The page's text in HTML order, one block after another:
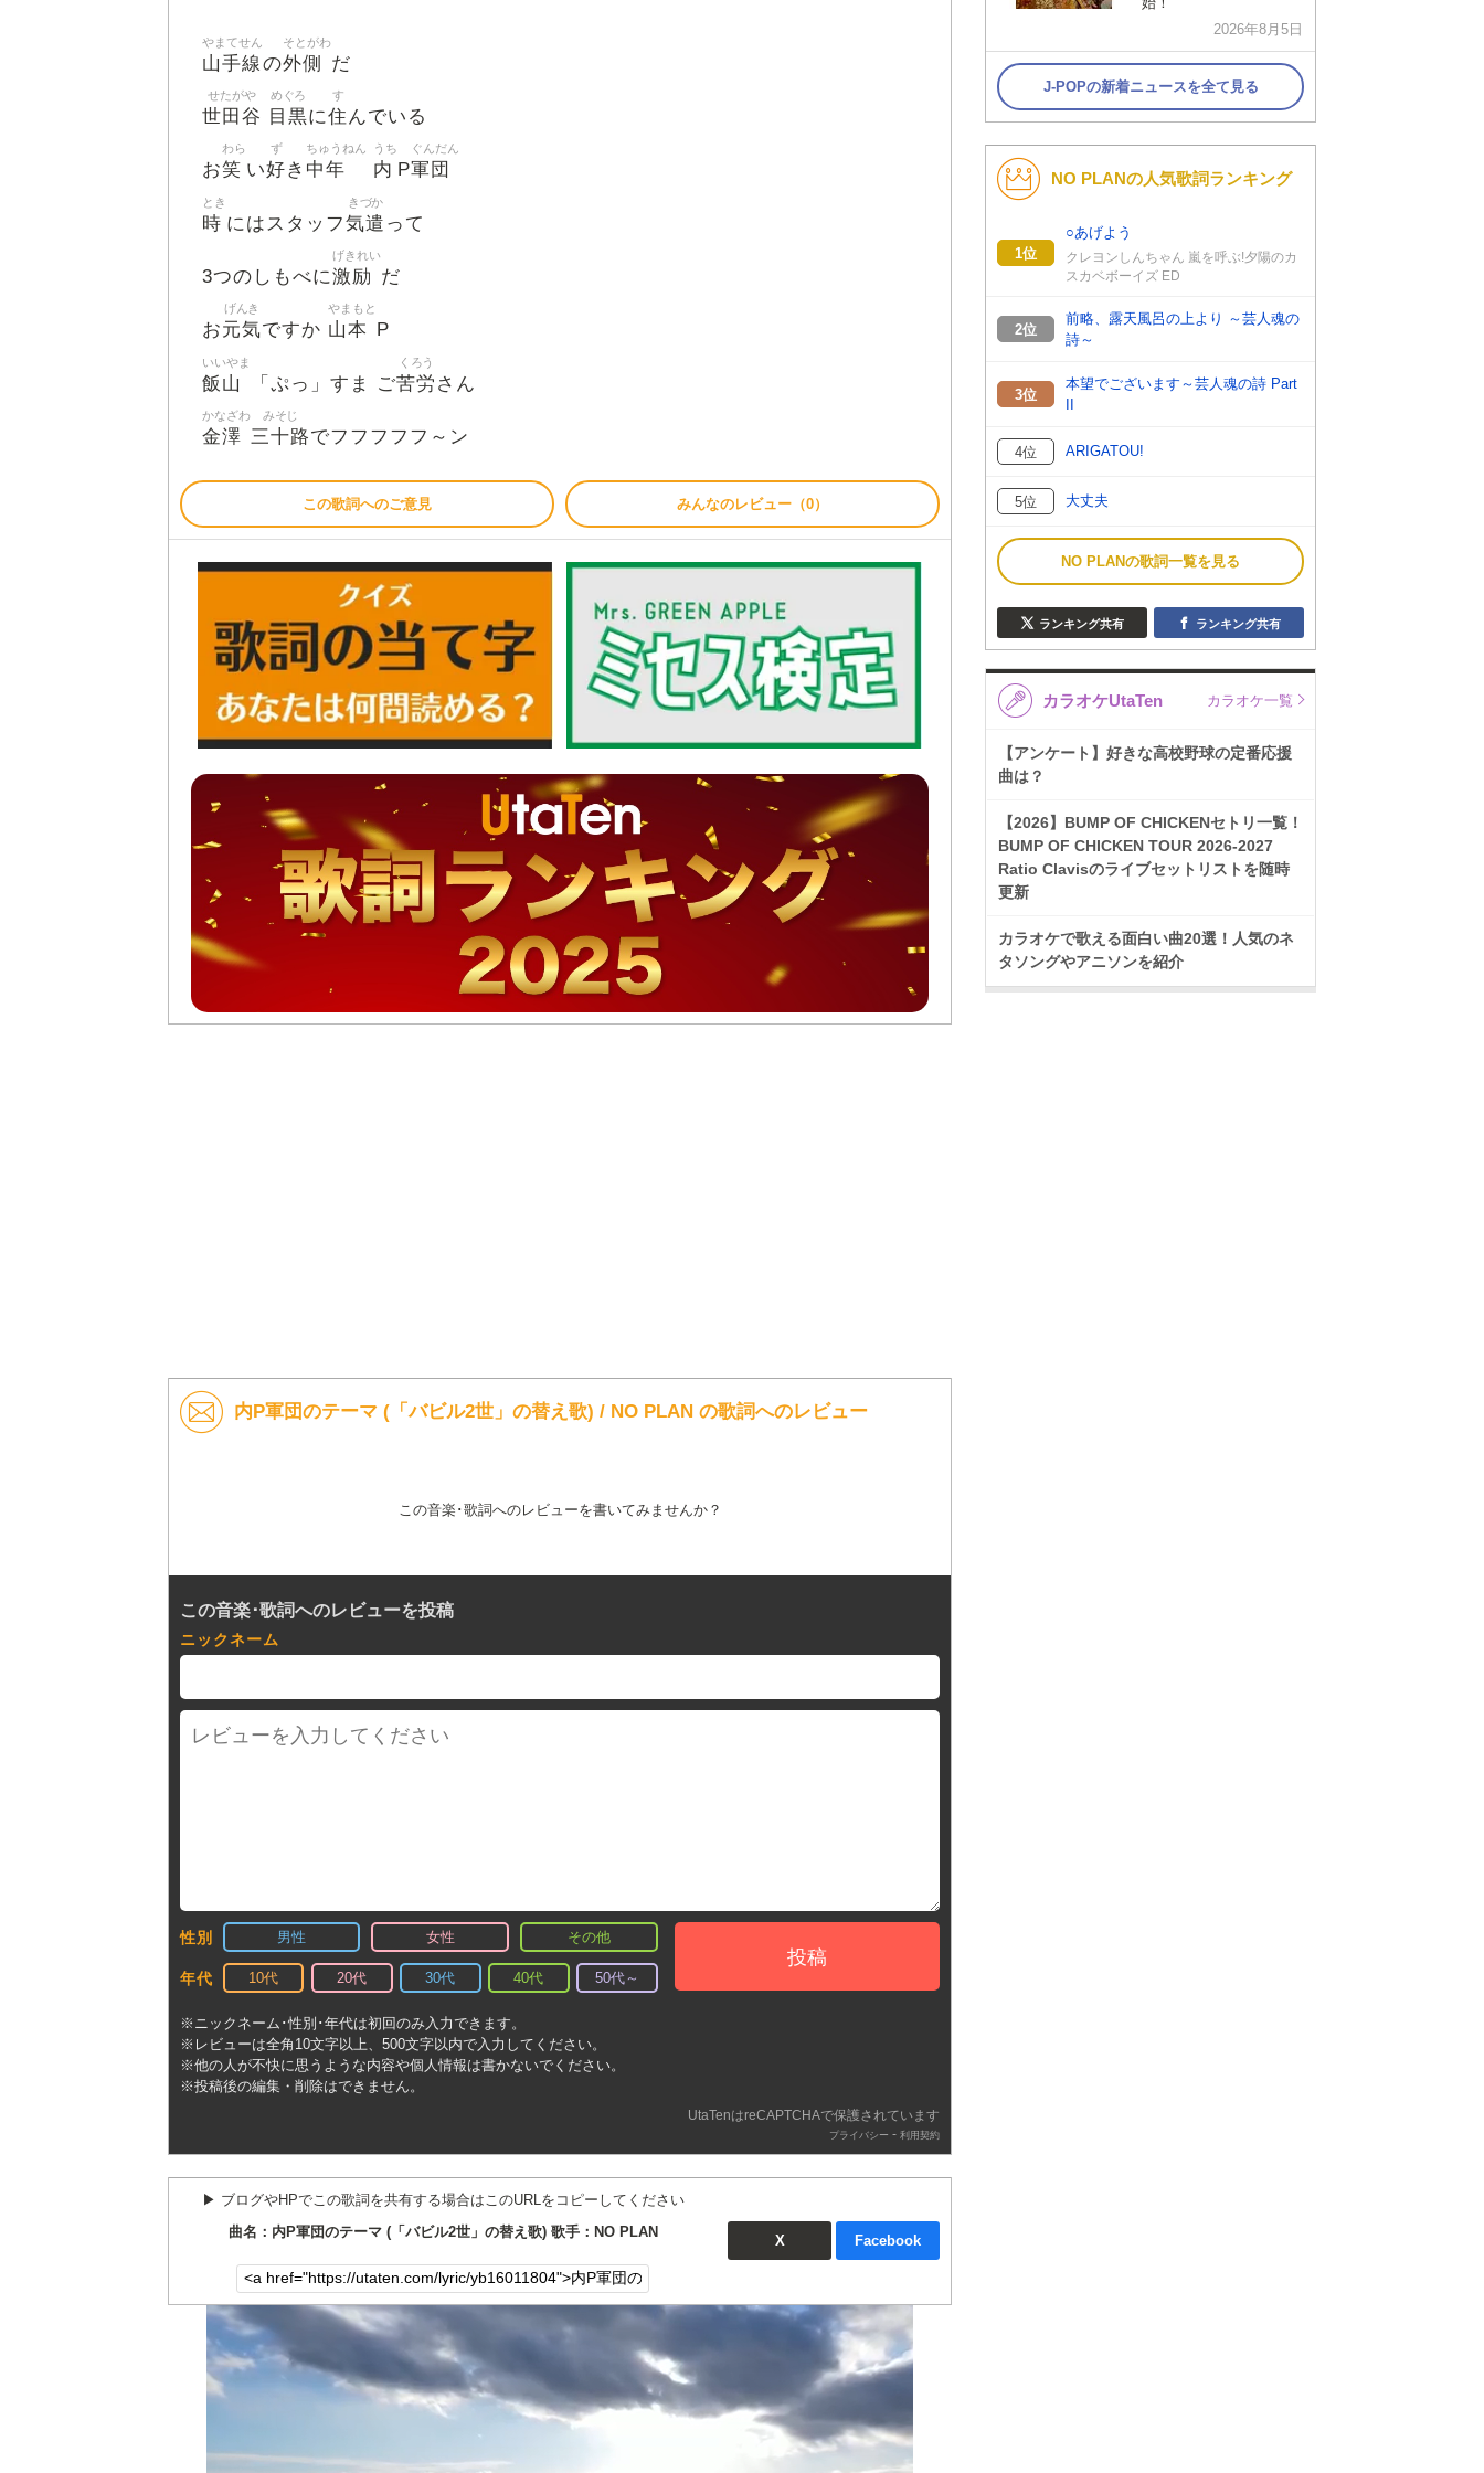
山手線
やまてせん
の外側
そとがわ
だ
世田谷
せたがや
目黒
めぐろ
に住
す
んでいる
お笑
わら
い好
ず
き 中年
ちゅうねん
内
うち
P軍団
ぐんだん
時
とき
にはスタッフ気遣
きづか
って
3つのしもべに激励
げきれい
だ
お元気
げんき
ですか 山本
やまもと
P
飯山
いいやま
「ぷっ」すま ご苦労
くろう
さん
金澤
かなざわ
三十路
みそじ
でフフフフフ～ン
この歌詞へのご意見 みんなのレビュー（0）
内P軍団のテーマ (「バビル2世」の替え歌) / NO PLAN の歌詞へのレビュー
この音楽･歌詞へのレビューを書いてみませんか？
この音楽･歌詞へのレビューを投稿
ニックネーム
性別 男性 女性 その他
年代 10代 20代 30代 40代 50代～
投稿
※ニックネーム･性別･年代は初回のみ入力できます。
※レビューは全角10文字以上、500文字以内で入力してください。
※他の人が不快に思うような内容や個人情報は書かないでください。
※投稿後の編集・削除はできません。
UtaTenはreCAPTCHAで保護されています
プライバシー - 利用契約
▶︎ ブログやHPでこの歌詞を共有する場合はこのURLをコピーしてください
曲名：内P軍団のテーマ (「バビル2世」の替え歌) 歌手：NO PLAN
X Facebook
2026年8月5日
J-POPの新着ニュースを全て見る
NO PLANの人気歌詞ランキング
1位
○あげよう
クレヨンしんちゃん 嵐を呼ぶ!夕陽のカ
スカベボーイズ ED
2位
前略、露天風呂の上より ～芸人魂の
詩～
3位
本望でございます～芸人魂の詩 Part
4位 ARIGATOU!
5位 大丈夫
NO PLANの歌詞一覧を見る
ランキング共有 ランキング共有
カラオケUtaTen カラオケ一覧
【アンケート】好きな高校野球の定番応援
曲は？
【2026】BUMP OF CHICKENセトリ一覧！
BUMP OF CHICKEN TOUR 2026-2027
Ratio Clavisのライブセットリストを随時
更新
カラオケで歌える面白い曲20選！人気のネ
タソングやアニソンを紹介